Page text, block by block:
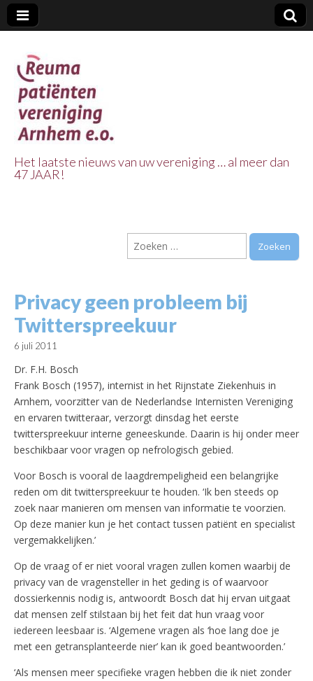
Vereniging
Arnhem e.o.
Het laatste nieuws van uw vereniging … al meer dan
47 JAAR!
Zoeken
naar:
Privacy geen probleem bij
Twitterspreekuur
6 juli 2011
Dr. F.H. Bosch
Frank Bosch (1957), internist in het Rijnstate Ziekenhuis in
Arnhem, voorzitter van de Nederlandse Internisten Vereniging
en ervaren twitteraar, verzorgt dinsdag het eerste
twitterspreekuur interne geneeskunde. Daarin is hij onder meer
beschikbaar voor vragen op nefrologisch gebied.
Voor Bosch is vooral de laagdrempeligheid een belangrijke
reden om dit twitterspreekuur te houden. ‘Ik ben steeds op
zoek naar manieren om mensen van informatie te voorzien.
Op deze manier kun je het contact tussen patiënt en specialist
vergemakkelijken.’
Op de vraag of er niet vooral vragen zullen komen waarbij de
privacy van de vragensteller in het geding is of waarvoor
dossierkennis nodig is, antwoordt Bosch dat hij ervan uitgaat
dat mensen zelf stilstaan bij het feit dat hun vraag voor
iedereen leesbaar is. ‘Algemene vragen als ‘hoe lang doe je
met een getransplanteerde nier’ kan ik goed beantwoorden.’
‘Als mensen meer specifieke vragen hebben die ik niet zonder